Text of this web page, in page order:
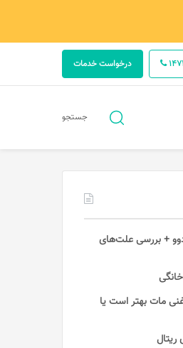
درخواست خدمات
جستجوجستجو
+ بررسی علت‌های
مات بهتر است یا
ریتال